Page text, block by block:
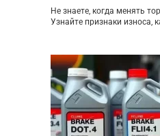
Не знаете, когда менять
Узнайте признаки износа,